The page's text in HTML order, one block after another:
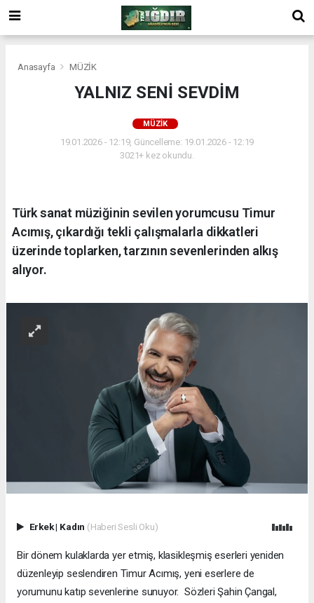
Anasayfa MÜZİK
YALNIZ SENİ SEVDİM
MÜZİK
19.01.2026 - 12:19, Güncelleme: 19.01.2026 - 12:19
3021+ kez okundu.
Türk sanat müziğinin sevilen yorumcusu Timur
Acımış, çıkardığı tekli çalışmalarla dikkatleri
üzerinde toplarken, tarzının sevenlerinden alkış
alıyor.
Erkek| Kadın (Haberi Sesli Oku)
Bir dönem kulaklarda yer etmiş, klasikleşmiş eserleri yeniden
düzenleyip seslendiren Timur Acımış, yeni eserlere de
yorumunu katıp sevenlerine sunuyor. Sözleri Şahin Çangal,